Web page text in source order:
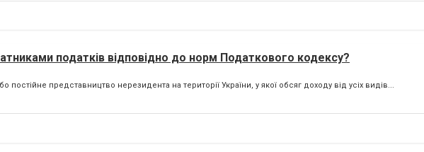
податків відповідно до норм Податкового кодексу?
представництво нерезидента на території України, у якої обсяг доходу від усіх видів...